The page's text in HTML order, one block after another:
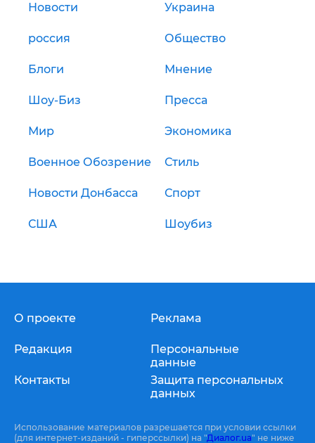
Новости Украина
россия Общество
Блоги Мнение
Шоу-Биз Пресса
Мир Экономика
Военное Обозрение Стиль
Новости Донбасса Спорт
США Шоубиз
О проекте
Редакция
Контакты
Реклама
Персональные
данные
Защита персональных
данных
Использование материалов разрешается при условии ссылки
(для интернет-изданий - гиперссылки) на "Диалог.ua" не ниже